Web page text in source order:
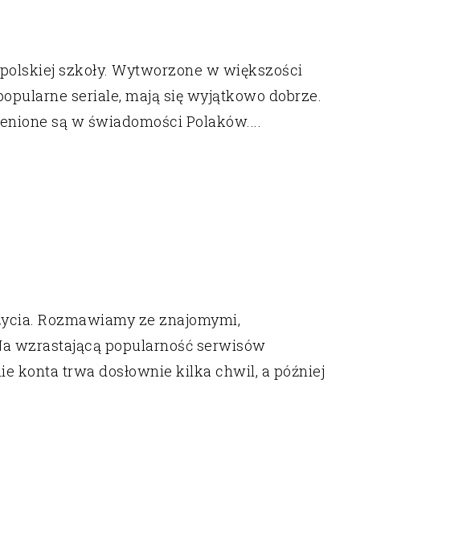
szkoły. Wytworzone w większości
seriale, mają się wyjątkowo dobrze.
są w świadomości Polaków....
Rozmawiamy ze znajomymi,
wzrastającą popularność serwisów
konta trwa dosłownie kilka chwil, a później